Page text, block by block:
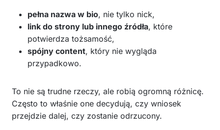
pełna nazwa w bio, nie tylko nick,
link do strony lub innego źródła, które
potwierdza tożsamość,
spójny content, który nie wygląda
przypadkowo.
To nie są trudne rzeczy, ale robią ogromną różnicę.
Często to właśnie one decydują, czy wniosek
przejdzie dalej, czy zostanie odrzucony.